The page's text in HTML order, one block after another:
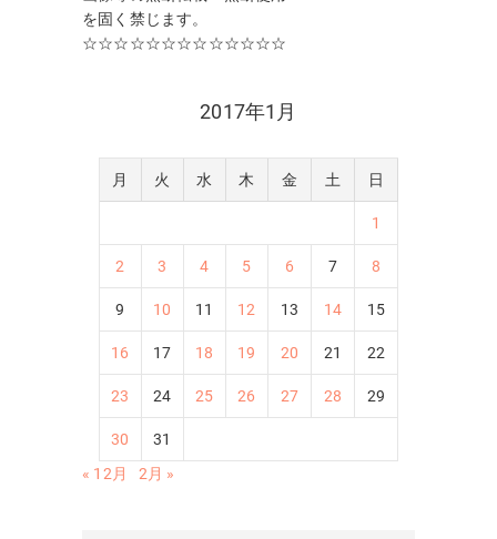
を固く禁じます。
☆☆☆☆☆☆☆☆☆☆☆☆☆
2017年1月
月 火 水 木 金 土 日
1
2 3 4 5 6 7 8
9 10 11 12 13 14 15
16 17 18 19 20 21 22
23 24 25 26 27 28 29
30
31
« 12月
2月 »